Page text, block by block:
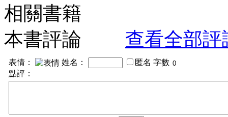
相關書籍
本書評論
查看全部評
表情： 姓名： 匿名 字數
點評：